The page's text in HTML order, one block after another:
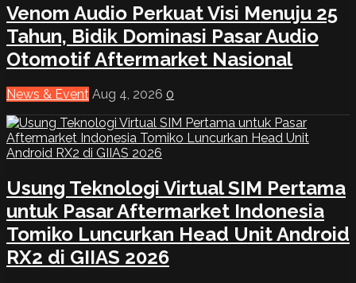
Venom Audio Perkuat Visi Menuju 25
Tahun, Bidik Dominasi Pasar Audio
Otomotif Aftermarket Nasional
News & Event Aug 4, 2026 0
Usung Teknologi Virtual SIM Pertama
untuk Pasar Aftermarket Indonesia
Tomiko Luncurkan Head Unit Android
RX2 di GIIAS 2026